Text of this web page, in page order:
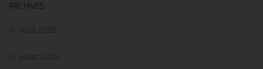
ARCHIVES
août 2026
juillet 2026